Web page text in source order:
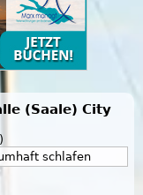
(Saale) City
schlafen